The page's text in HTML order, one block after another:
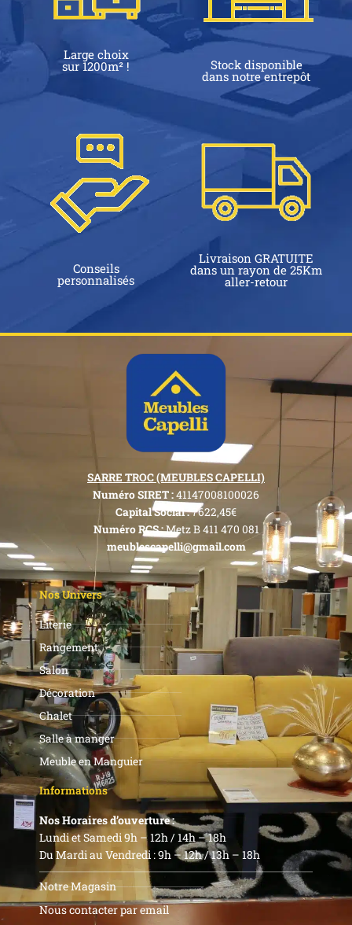
Large choix
sur 1200m² ! Stock disponible
dans notre entrepôt
Conseils
personnalisés
Livraison GRATUITE
dans un rayon de 25Km
aller-retour
SARRE TROC (MEUBLES CAPELLI)
Numéro SIRET :41147008100026
Capital Social :7622,45€
Numéro RCS :Metz B 411 470 081
meublescapelli@gmail.com
Nos Univers
Literie
Rangement
Salon
Décoration
Chalet
Salle à manger
Meuble en Manguier
Informations
Nos Horaires d’ouverture :
Lundi et Samedi 9h – 12h / 14h – 18h
Du Mardi au Vendredi : 9h – 12h / 13h – 18h
Notre Magasin
Nous contacter par email